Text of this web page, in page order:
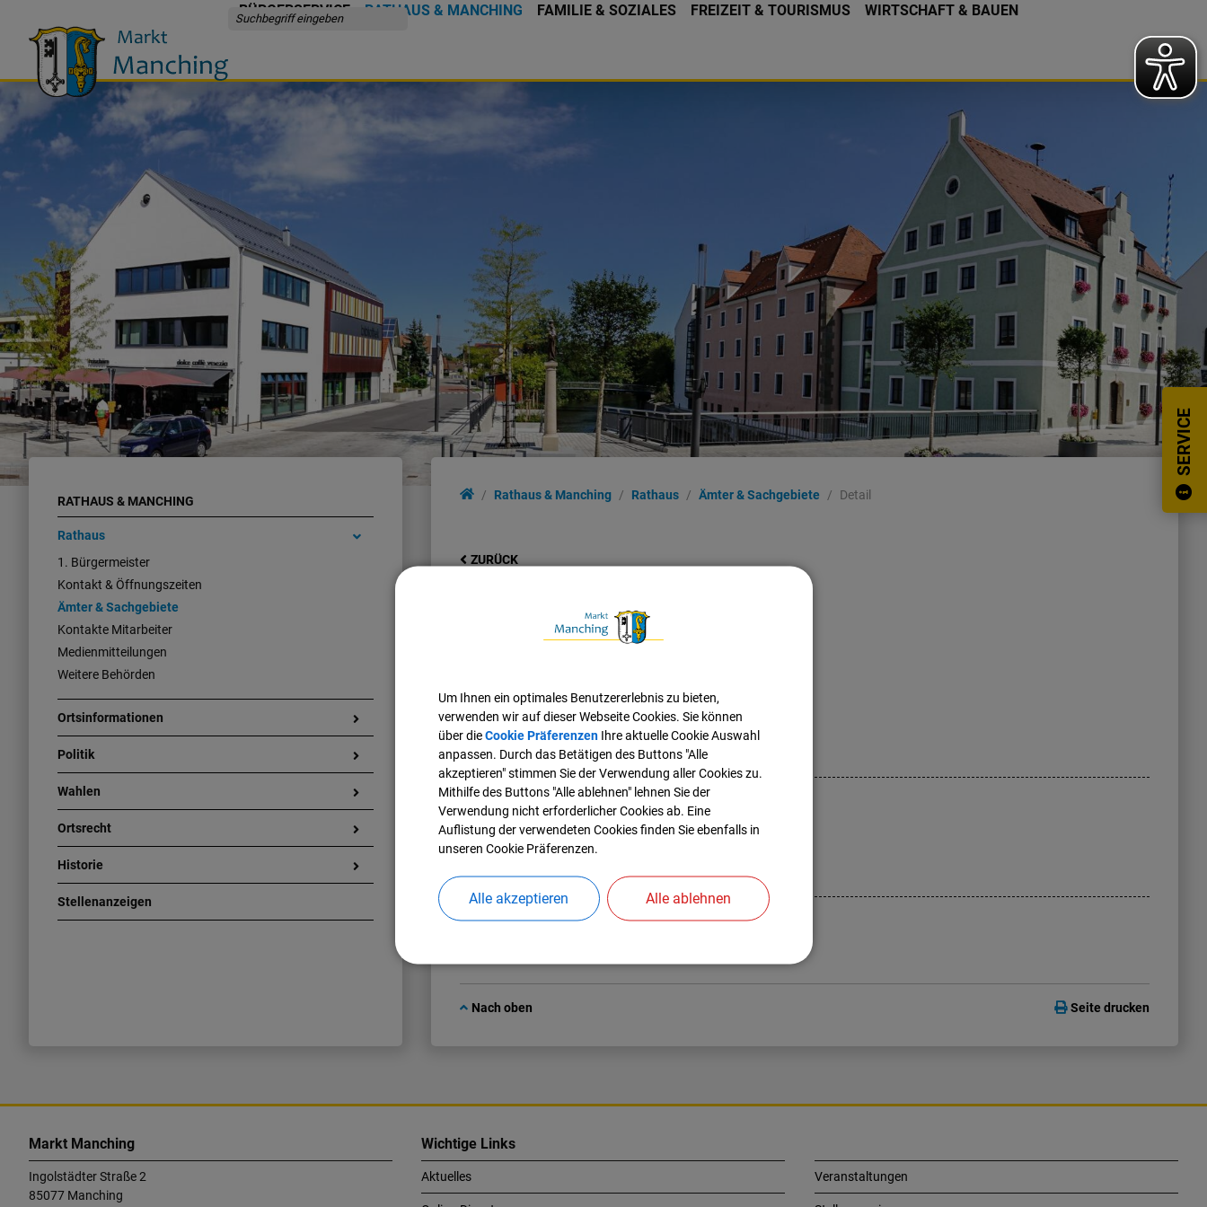
BÜRGERSERVICE RATHAUS & MANCHING FAMILIE & SOZIALES FREIZEIT & TOURISMUS WIRTSCHAFT & BAUEN
SERVICE
RATHAUS & MANCHING
Rathaus
1. Bürgermeister
Kontakt & Öffnungszeiten
Ämter & Sachgebiete
Kontakte Mitarbeiter
Medienmitteilungen
Weitere Behörden
Ortsinformationen
Politik
Wahlen
Ortsrecht
Historie
Stellenanzeigen
Rathaus & Manching Rathaus Ämter & Sachgebiete Detail
ZURÜCK
Sandro Spiegl
Tel.:08459 85-46
E-Mail:sandro.spiegl@manching.de
Mitarbeiter*in:
Claudia
Andreas
Tel.:08459 85-55
Nach oben Seite drucken
Markt Manching
Ingolstädter Straße 2
85077 Manching
Wichtige Links
Aktuelles Veranstaltungen
Um Ihnen ein optimales Benutzererlebnis zu bieten,
verwenden wir auf dieser Webseite Cookies. Sie können
über dieCookie PräferenzenIhre aktuelle Cookie Auswahl
anpassen. Durch das Betätigen des Buttons "Alle
akzeptieren" stimmen Sie der Verwendung aller Cookies zu.
Mithilfe des Buttons "Alle ablehnen" lehnen Sie der
Verwendung nicht erforderlicher Cookies ab. Eine
Auflistung der verwendeten Cookies finden Sie ebenfalls in
unseren Cookie Präferenzen.
Alle akzeptieren Alle ablehnen